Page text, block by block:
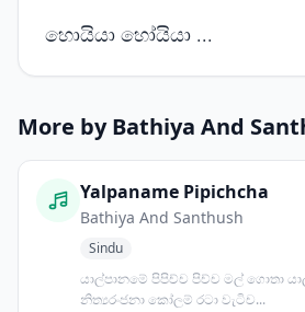
හොයියා හෝයියා ...
More by Bathiya And
Yalpaname Pipichcha
Bathiya And Santhush
Sindu
යාල්පානමේ පිපිච්ච පිච්ච මල් ගොතා
නිත්‍යරංජනා කෝලම් රටා වැටිච...